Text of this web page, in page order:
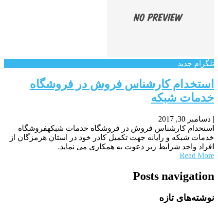
تلگرام جدید
استخدام کارشناس فروش در فروشگاه
خدمات شبکه
| دسامبر 30, 2017
استخدام کارشناس فروش در فروشگاه خدمات شبکهفروشگاه
خدمات شبکه و رایانه جهت تکمیل کادر خود در استان هرمزگان از
افراد واجد شرایط زیر دعوت به همکاری می نماید.
Read More
Posts navigation
نوشته‌های تازه